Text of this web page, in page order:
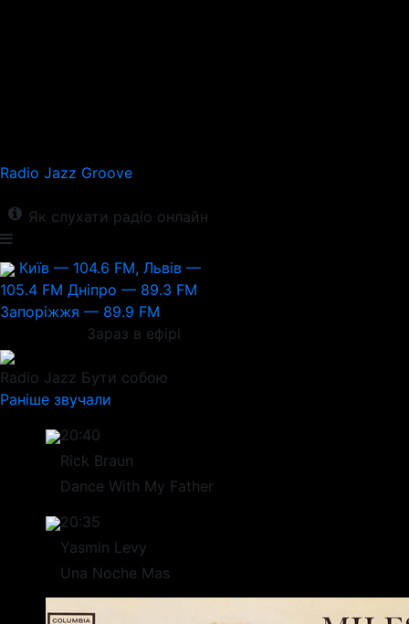
Radio Jazz Groove
Як слухати радіо онлайн
Київ — 104.6 FM, Львів —
105.4 FM Дніпро — 89.3 FM
Запоріжжя — 89.9 FM
Зараз в ефірі
Radio Jazz Бути собою
Раніше звучали
20:40
Rick Braun
Dance With My Father
20:35
Yasmin Levy
Una Noche Mas